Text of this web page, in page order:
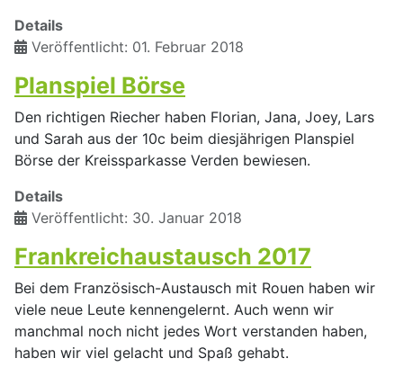
Details
Veröffentlicht: 01. Februar 2018
Planspiel Börse
Den richtigen Riecher haben Florian, Jana, Joey, Lars
und Sarah aus der 10c beim diesjährigen Planspiel
Börse der Kreissparkasse Verden bewiesen.
Details
Veröffentlicht: 30. Januar 2018
Frankreichaustausch 2017
Bei dem Französisch-Austausch mit Rouen haben wir
viele neue Leute kennengelernt. Auch wenn wir
manchmal noch nicht jedes Wort verstanden haben,
haben wir viel gelacht und Spaß gehabt.